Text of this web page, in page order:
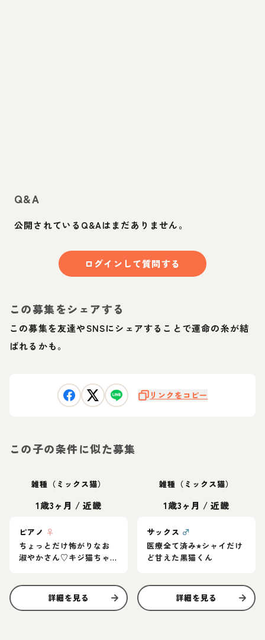
Q&A
公開されているQ&Aはまだありません。
ログインして質問する
この募集をシェアする
この募集を友達やSNSにシェアすることで運命の糸が結
ばれるかも。
リンクをコピー
この子の条件に似た募集
雑種（ミックス猫）
1歳3ヶ月 /近畿
ピアノ ♀
ちょっとだけ怖がりなお
淑やかさん♡キジ猫ちゃ
詳細を見る
雑種（ミックス猫）
1歳3ヶ月 /近畿
サックス ♂
医療全て済み⭐︎シャイだけ
ど甘えた黒猫くん
詳細を見る